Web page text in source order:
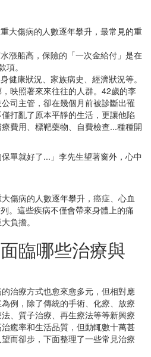
大傷病的人數逐年攀升，最常見的重
漲船高，保險的「一次金給付」是在
。
健康狀況、家族病史、經濟狀況等。
映照著來來往往的人群。42歲的李
司主管，卻在幾個月前被診斷出罹
打亂了原本平靜的生活，更讓他陷
費用、標靶藥物、自費檢查...種種開
單就好了...」李先生望著窗外，心中
傷病的人數逐年攀升，癌症、心血
。這些疾病不僅會帶來身體上的痛
負擔。
臨哪些治療與
治療方式也愈來愈多元，但相對應
例，除了傳統的手術、化療、放療
、質子治療、再生療法等等新興療
癒率和生活品質，但動輒數十萬甚
而卻步，下面整理了一些常見治療